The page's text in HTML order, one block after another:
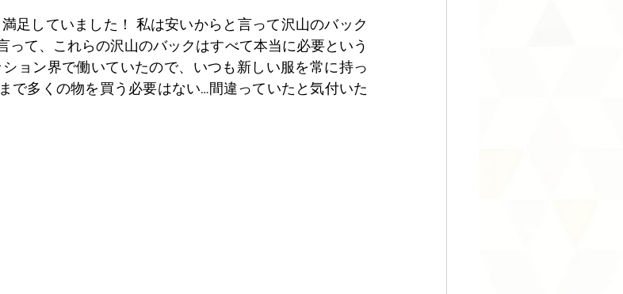
足していました！ 私は安いからと言って沢山のバック
って、これらの沢山のバックはすべて本当に必要という
ョン界で働いていたので、いつも新しい服を常に持っ
で多くの物を買う必要はない…間違っていたと気付いた